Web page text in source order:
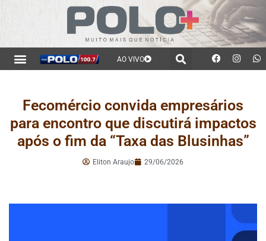
AO VIVO
Fecomércio convida empresários
para encontro que discutirá impactos
após o fim da “Taxa das Blusinhas”
Eliton Araujo 29/06/2026